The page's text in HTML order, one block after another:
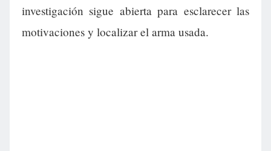
investigación sigue abierta para esclarecer las
motivaciones y localizar el arma usada.